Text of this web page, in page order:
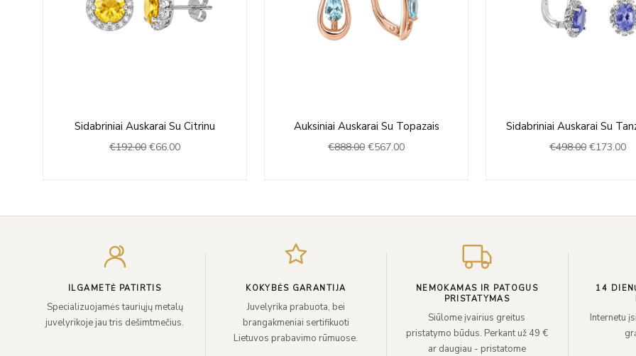
Sidabriniai Auskarai Su Citrinu
€192.00
price
was:
€66.00
price
is:
Auksiniai Auskarai Su Topazais
€888.00
price
was:
€567.00
price
is:
Sidabriniai Auskarai Su
€498.00
price
was:
€173.00is:
ILGAMETĖ PATIRTIS
Specializuojamės tauriųjų metalų
juvelyrikoje jau tris dešimtmečius.
KOKYBĖS GARANTIJA
Juvelyrika prabuota, bei
brangakmeniai sertifikuoti
Lietuvos prabavimo rūmuose.
NEMOKAMAS IR PATOGUS
PRISTATYMAS
Siūlome įvairius greitus
pristatymo būdus. Perkant už 49 €
ar daugiau - pristatome
14
Internetu